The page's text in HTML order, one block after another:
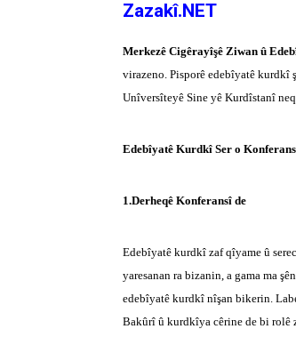
Zazakî.NET
Merkezê Cigêrayîşê Ziwan û
virazeno. Pisporê edebîyatê kurdkî
Unîversîteyê Sine yê Kurdîstanî
Edebîyatê Kurdkî Ser o
1.Derheqê Konferansî de
Edebîyatê kurdkî zaf qîyame û
yaresanan ra bizanin, a gama ma
edebîyatê kurdkî nîşan bikerin.
Bakûrî û kurdkîya cêrine de bi rolê